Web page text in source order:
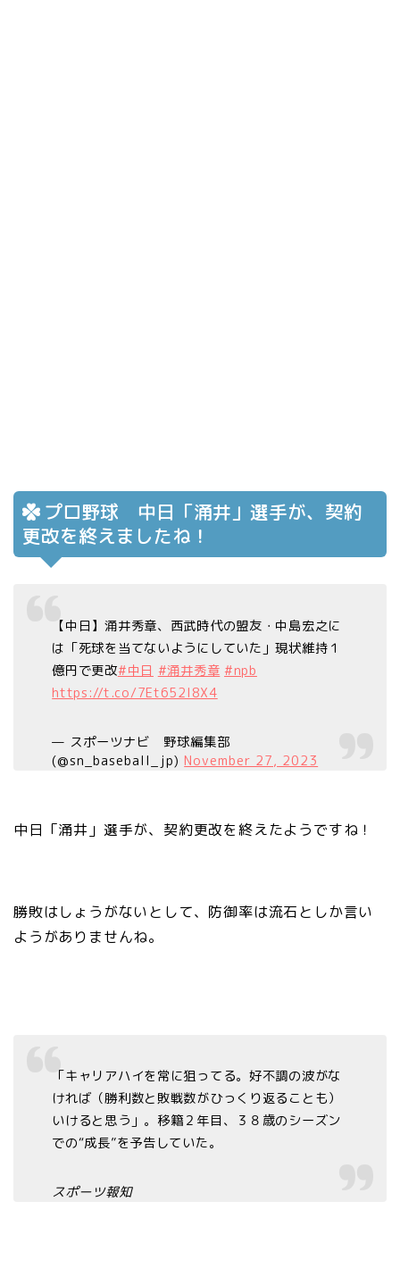
プロ野球 中日「涌井」選手が、契約
更改を終えましたね！
【中日】涌井秀章、西武時代の盟友・中島宏之に
は「死球を当てないようにしていた」現状維持１
億円で更改#中日 #涌井秀章 #npb
https://t.co/7Et652I8X4
— スポーツナビ 野球編集部
(@sn_baseball_jp) November 27, 2023
中日「涌井」選手が、契約更改を終えたようですね！
勝敗はしょうがないとして、防御率は流石としか言い
ようがありませんね。
「キャリアハイを常に狙ってる。好不調の波がな
ければ（勝利数と敗戦数がひっくり返ることも）
いけると思う」。移籍２年目、３８歳のシーズン
での“成長”を予告していた。
スポーツ報知